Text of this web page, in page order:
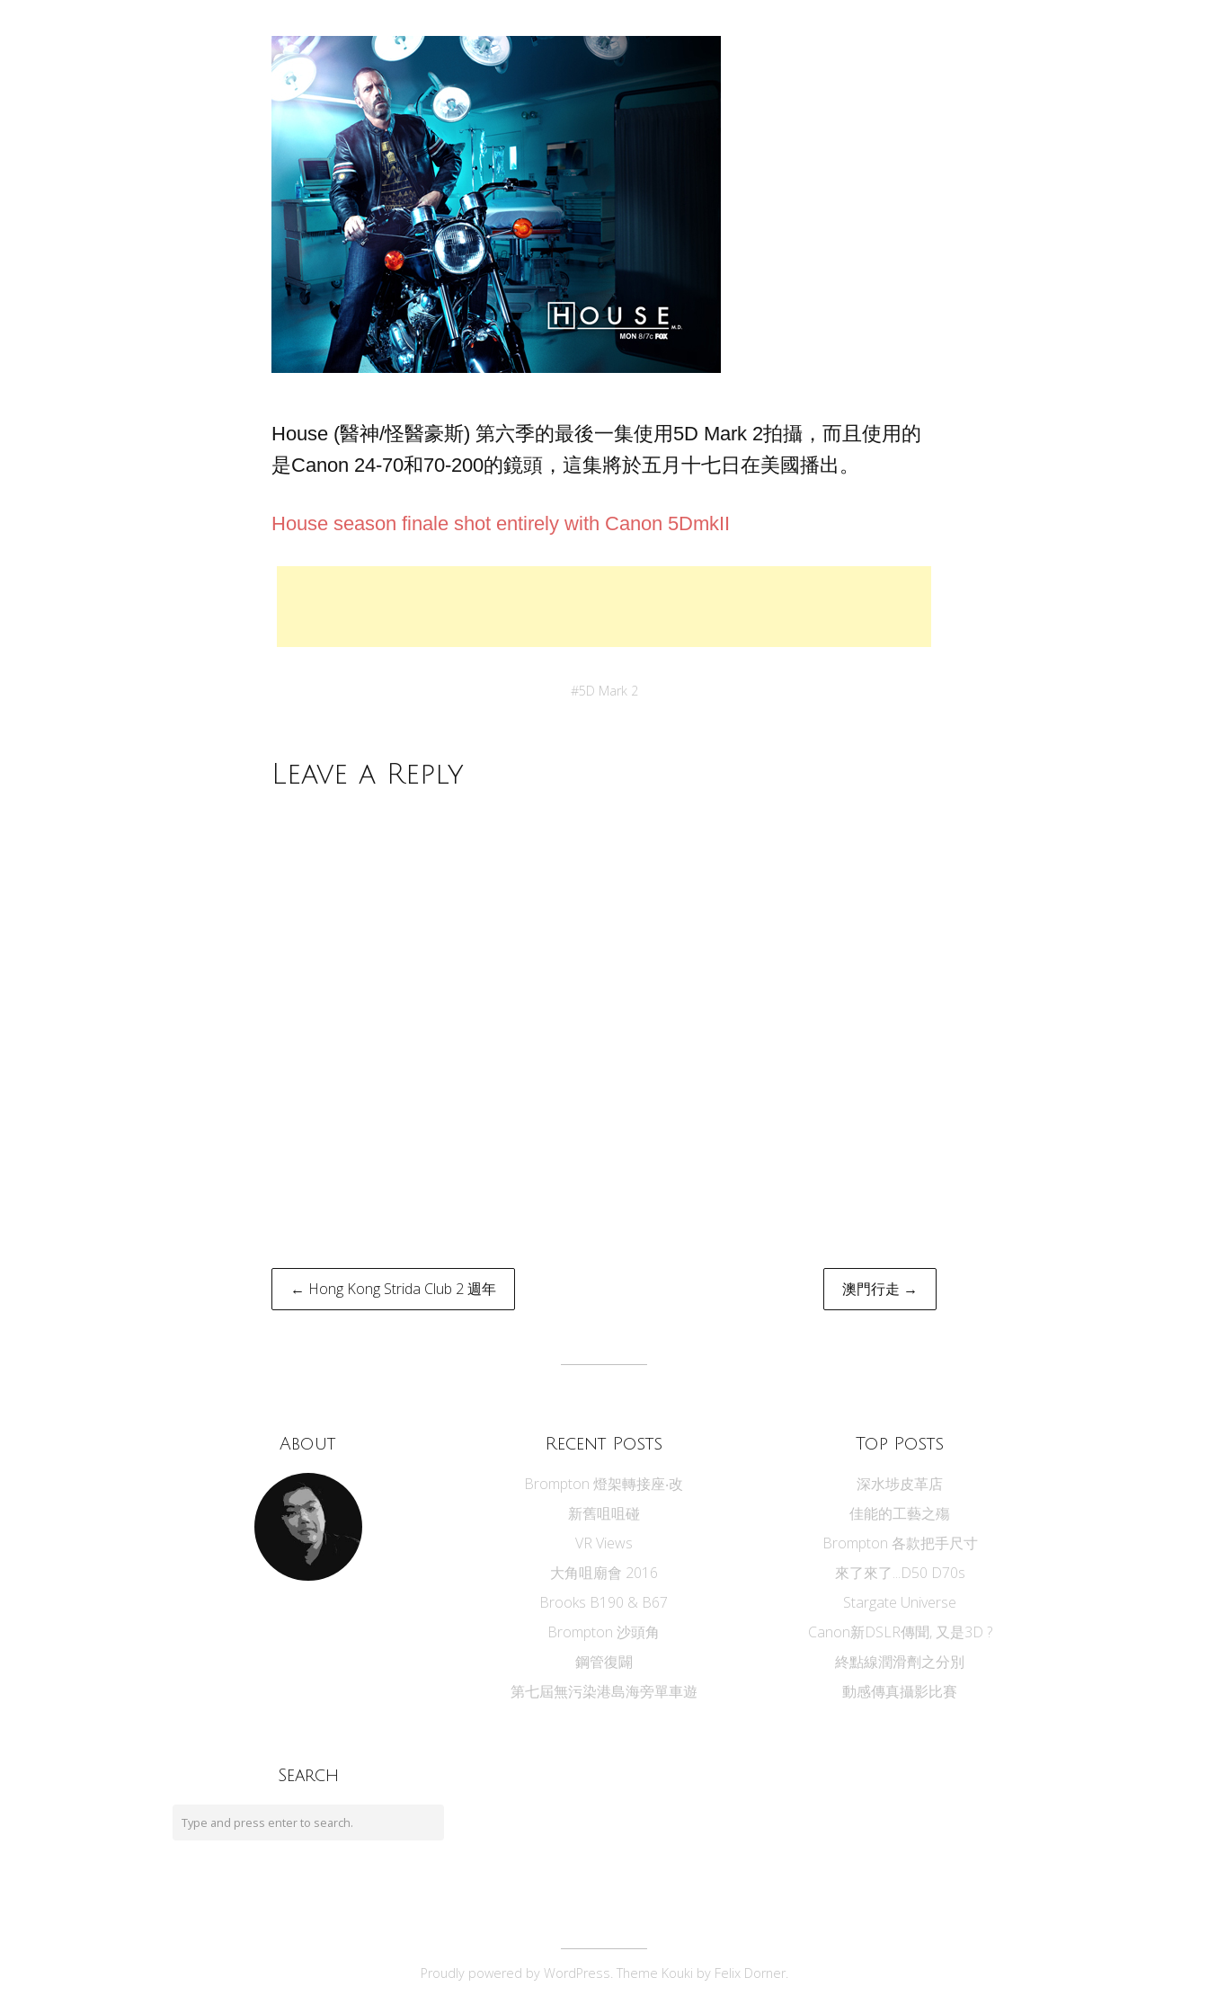
House (醫神/怪醫豪斯) 第六季的最後一集使用5D Mark 2拍攝，而且使用的
是Canon 24-70和70-200的鏡頭，這集將於五月十七日在美國播出。
House season finale shot entirely with Canon 5DmkII
#5D Mark 2
Leave a Reply
Post
← Hong Kong Strida Club 2 週年 澳門行走 →
About Recent Posts
Brompton 燈架轉接座‧改
新舊咀咀碰
VR Views
大角咀廟會 2016
Brooks B190 & B67
Brompton 沙頭角
鋼管復闢
第七屆無污染港島海旁單車遊
Top Posts
深水埗皮革店
佳能的工藝之殤
Brompton 各款把手尺寸
來了來了...D50 D70s
Stargate Universe
Canon新DSLR傳聞, 又是3D ?
終點線潤滑劑之分別
動感傳真攝影比賽
Search
Proudly powered by WordPress. Theme Kouki by Felix Dorner.